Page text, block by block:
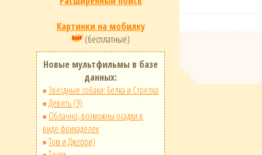
Картинки на мобилку
(бесплатные)
Новые мультфильмы в базе
данных:
Звёздные собаки: Белка и Стрелка
Девять (9)
Облачно, возможны осадки в
виде фрикаделек
Том и Джерри)